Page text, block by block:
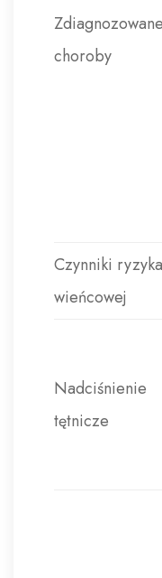
Zdiagnozowane
choroby
Czynniki
wieńcowej
Nadciśnienie
tętnicze